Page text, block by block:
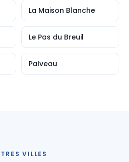
La Maison Blanche
Le Pas du Breuil
Palveau
VILLES